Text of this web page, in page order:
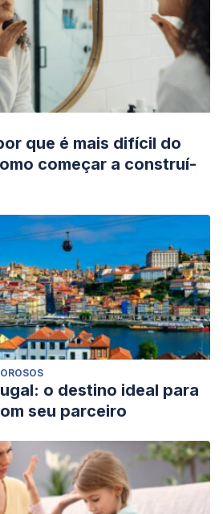
que é mais difícil do
começar a construí-
o destino ideal para
seu parceiro